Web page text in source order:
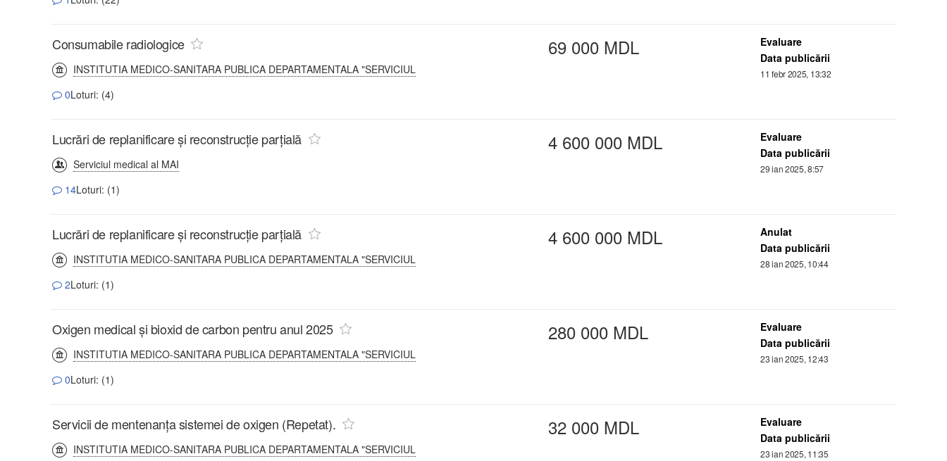
Consumabile radiologice
INSTITUTIA MEDICO-SANITARA PUBLICA DEPARTAMENTALA "SERVICIUL
0Loturi: (4)
69 000 MDL
Evaluare
Data publicării
11 febr 2025, 13:32
Lucrări de replanificare și reconstrucție parțială
Serviciul medical al MAI
14Loturi: (1)
4 600 000 MDL
Evaluare
Data publicării
29 ian 2025, 8:57
Lucrări de replanificare și reconstrucție parțială
INSTITUTIA MEDICO-SANITARA PUBLICA DEPARTAMENTALA "SERVICIUL
2Loturi: (1)
4 600 000 MDL
Anulat
Data publicării
28 ian 2025, 10:44
Oxigen medical și bioxid de carbon pentru anul 2025
INSTITUTIA MEDICO-SANITARA PUBLICA DEPARTAMENTALA "SERVICIUL
0Loturi: (1)
280 000 MDL
Evaluare
Data publicării
23 ian 2025, 12:43
Servicii de mentenanța sistemei de oxigen (Repetat).
INSTITUTIA MEDICO-SANITARA PUBLICA DEPARTAMENTALA "SERVICIUL
32 000 MDL
Evaluare
Data publicării
23 ian 2025, 11:35